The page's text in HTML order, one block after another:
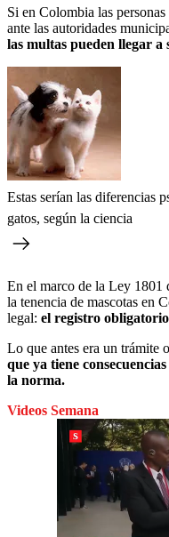
Si en Colombia las
ante las autoridades
las multas pueden llegar a
Estas serían las diferencias
gatos, según la ciencia
En el marco de la Ley 1801
la tenencia de mascotas en
legal: el registro
Lo que antes era un trámite
que ya tiene
la norma.
Videos Semana